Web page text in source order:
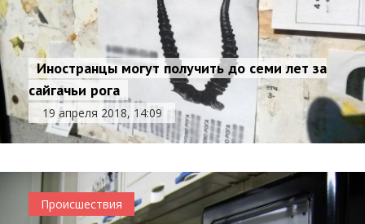
Иностранцы могут получить до семи лет за
сайгачьи рога
19 апреля 2018, 14:09
Происшествия